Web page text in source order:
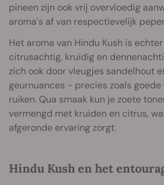
pineen zijn ook vrij overvloedig
aroma's af van respectievelijk
Het aroma van Hindu Kush is
citrusachtig, kruidig en
zich ook door vleugjes sandelhout
geurnuances - precies zoals
ruiken. Qua smaak kun je zoete
vermengd met kruiden en citrus,
afgeronde ervaring zorgt.
Hindu Kush en het